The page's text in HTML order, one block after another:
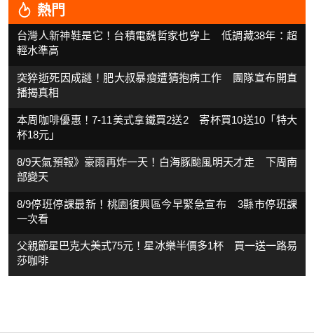
熱門
台灣人新神鞋是它！台積電魏哲家也穿上 低調藏38年：超
輕水準高
突猝逝死因成謎！肥大叔暴瘦遭猜抱病工作 團隊宣布開直
播揭真相
本周咖啡優惠！7-11美式拿鐵買2送2 寄杯買10送10「特大
杯18元」
8/9天氣預報》豪雨再炸一天！白海豚颱風明天才走 下周南
部變天
8/9停班停課最新！桃園復興區今早緊急宣布 3縣市停班課
一次看
父親節星巴克大美式75元！星冰樂半價多1杯 買一送一路易
莎咖啡